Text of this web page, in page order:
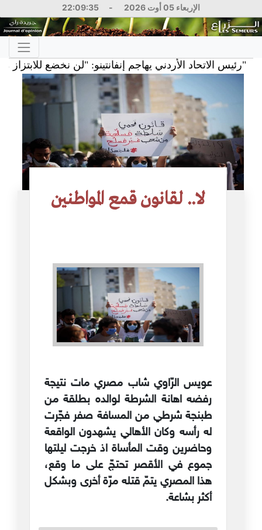
الإربعاء 05 أوت 2026 -
22:09:35
لا.. لقانون قمع المواطنين
عويس الرّاوي شاب مصري مات نتيجة
رفضه اهانة الشرطة لوالده بطلقة من
طبنجة شرطي من المسافة صفر فجّرت
له رأسه وكان الأهالي يشهدون الواقعة
وحاضرين وقت المأساة اذ خرجت ليلتها
جموع في الأقصر تحتجّ على ما وقع،
هذا المصري يتمّ قتله مرّة أخرى وبشكل
أكثر بشاعة.